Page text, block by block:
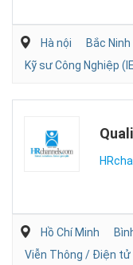
Hà nội Bắc Ninh
Kỹ sư Công Nghiệp
Hồ Chí Minh
Viễn Thông / Điện tử